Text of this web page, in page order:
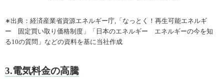
∗出典：経済産業省資源エネルギー庁,「なっとく！再生可能エネルギ
ー 固定買い取り価格制度」「日本のエネルギー エネルギーの今を知
る10の質問」などの資料を基に当社作成
3.電気料金の高騰